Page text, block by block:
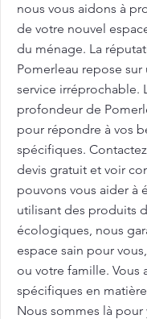
nous vous aidons à
de votre nouvel
du ménage. La
Pomerleau repose
service irréprochable.
profondeur de
pour répondre à vos
spécifiques.
devis gratuit et voir
pouvons vous aider à
utilisant des produits
écologiques, nous
espace sain pour
ou votre famille. Vous
spécifiques en
Nous sommes là